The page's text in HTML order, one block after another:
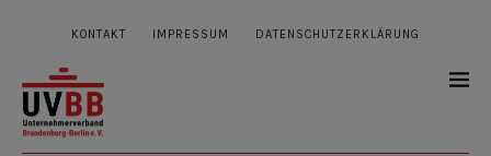
KONTAKT IMPRESSUM DATENSCHUTZERKLÄRUNG